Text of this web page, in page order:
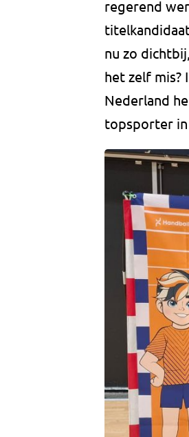
regerend
nu zo
het zelf mis?
Nederland
topsporter in